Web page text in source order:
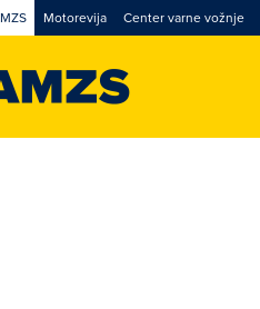
Motorevija Center varne vožnje